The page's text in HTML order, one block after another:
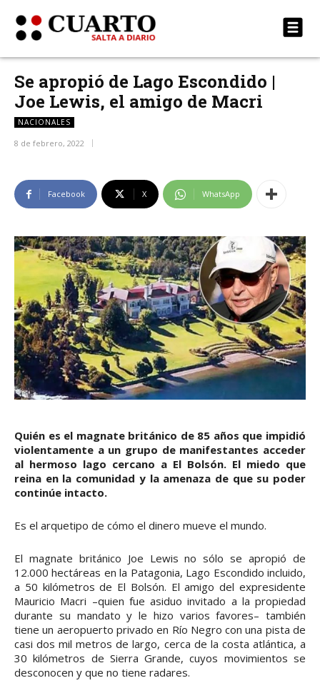
Se apropió de Lago Escondido |
Joe Lewis, el amigo de Macri
NACIONALES
8 de febrero, 2022
Facebook X WhatsApp
Quién es el magnate británico de 85 años que impidió
violentamente a un grupo de manifestantes acceder
al hermoso lago cercano a El Bolsón. El miedo que
reina en la comunidad y la amenaza de que su poder
continúe intacto.
Es el arquetipo de cómo el dinero mueve el mundo.
El magnate británico Joe Lewis no sólo se apropió de
12.000 hectáreas en la Patagonia, Lago Escondido incluido,
a 50 kilómetros de El Bolsón. El amigo del expresidente
Mauricio Macri –quien fue asiduo invitado a la propiedad
durante su mandato y le hizo varios favores– también
tiene un aeropuerto privado en Río Negro con una pista de
casi dos mil metros de largo, cerca de la costa atlántica, a
30 kilómetros de Sierra Grande, cuyos movimientos se
desconocen y que no tiene radares.